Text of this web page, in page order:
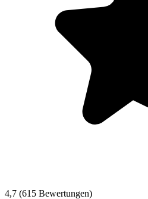
4,7 (615 Bewertungen)